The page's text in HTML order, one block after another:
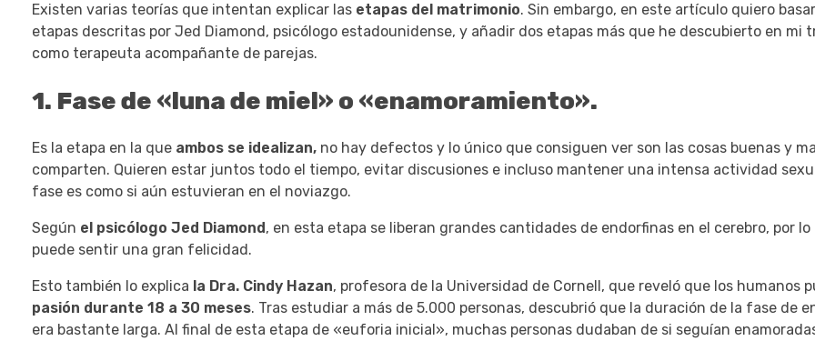
Existen varias teorías que intentan explicar las etapas del matrimonio. Sin embargo, en este artículo quiero
etapas descritas por Jed Diamond, psicólogo estadounidense, y añadir dos etapas más que he descubierto en mi
como terapeuta acompañante de parejas.
1. Fase de «luna de miel» o «enamoramiento».
Es la etapa en la que ambos se idealizan, no hay defectos y lo único que consiguen ver son las cosas buenas y
comparten. Quieren estar juntos todo el tiempo, evitar discusiones e incluso mantener una intensa actividad
fase es como si aún estuvieran en el noviazgo.
Según el psicólogo Jed Diamond, en esta etapa se liberan grandes cantidades de endorfinas en el cerebro, por lo
puede sentir una gran felicidad.
Esto también lo explica la Dra. Cindy Hazan, profesora de la Universidad de Cornell, que reveló que los humanos
pasión durante 18 a 30 meses. Tras estudiar a más de 5.000 personas, descubrió que la duración de la fase de
era bastante larga. Al final de esta etapa de «euforia inicial», muchas personas dudaban de si seguían